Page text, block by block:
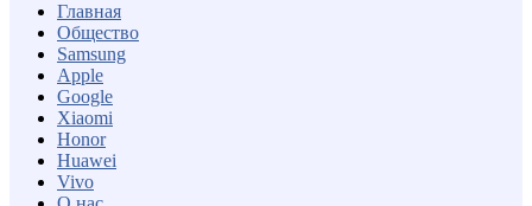
Главная
Общество
Samsung
Apple
Google
Xiaomi
Honor
Huawei
Vivo